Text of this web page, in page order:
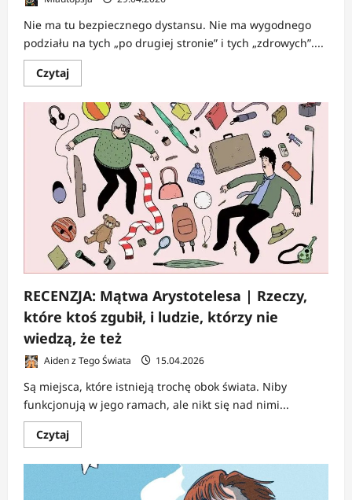
Nie ma tu bezpiecznego dystansu. Nie ma wygodnego
podziału na tych „po drugiej stronie” i tych „zdrowych”....
CzytajDowiedz
się
o
RECENZJA:
Wyprawa
do
wariatkowa
|
Granice
normalności
rozpuszczone
w
mgle
RECENZJA: Mątwa Arystotelesa | Rzeczy,
które ktoś zgubił, i ludzie, którzy nie
wiedzą, że też
Aiden z Tego Świata 15.04.2026
Są miejsca, które istnieją trochę obok świata. Niby
funkcjonują w jego ramach, ale nikt się nad nimi...
CzytajDowiedz
się
o
RECENZJA: